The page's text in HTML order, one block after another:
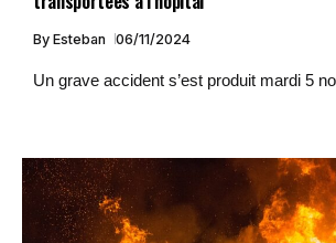
By Esteban 06/11/2024
Un grave accident s’est produit mardi 5